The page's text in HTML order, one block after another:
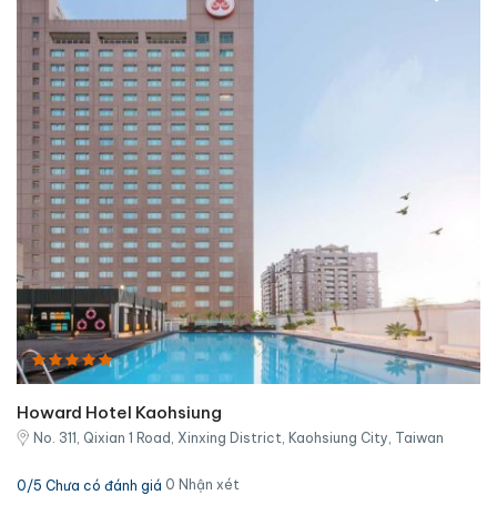
Howard Hotel Kaohsiung
No. 311, Qixian 1 Road, Xinxing District, Kaohsiung City, Taiwan
0/5 Chưa có đánh giá 0 Nhận xét